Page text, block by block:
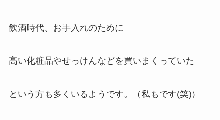
飲酒時代、お手入れのために
高い化粧品やせっけんなどを買いまくっていた
という方も多くいるようです。（私もです(笑)）